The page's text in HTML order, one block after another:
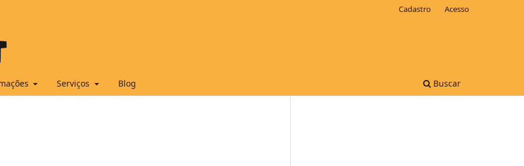
Serviços Blog Buscar
Cadastro Acesso